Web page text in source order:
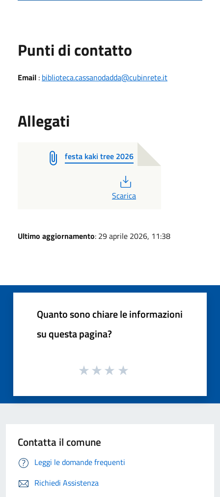
Punti di contatto
Email : biblioteca.cassanodadda@cubinrete.it
Allegati
festa kaki tree 2026
Scarica
Ultimo aggiornamento: 29 aprile 2026, 11:38
Quanto sono chiare le informazioni
su questa pagina?
Contatta il comune
Leggi le domande frequenti
Richiedi Assistenza